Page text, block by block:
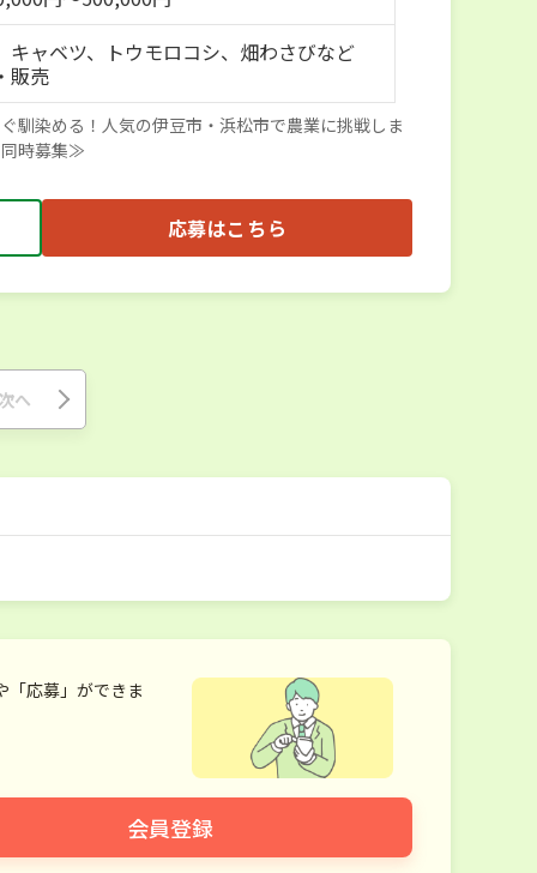
キャベツ、トウモロコシ、畑わさびなど
販売
馴染める！人気の伊豆市・浜松市で農業に挑戦しま
時募集≫
応募はこちら
へ
「応募」ができま
会員登録